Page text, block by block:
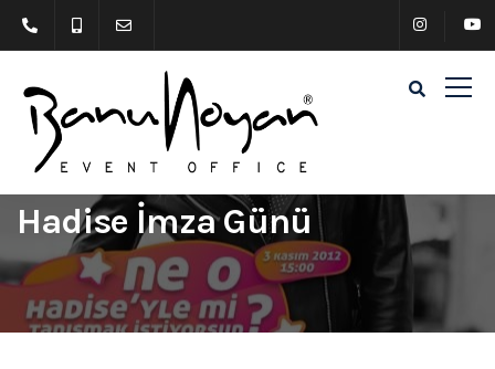
Hadise İmza Günü